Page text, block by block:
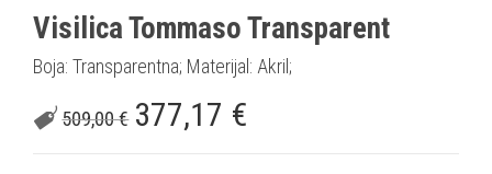
Visilica Tommaso Transparent
Boja: Transparentna; Materijal: Akril;
509,00€ 377,17 €